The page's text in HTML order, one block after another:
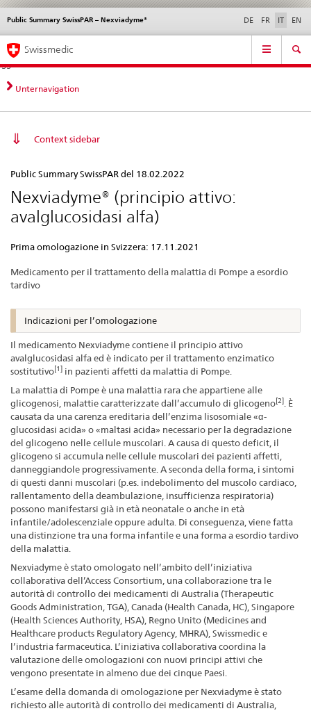
Navigazione
diretta:
novità,
aspetti
contatto
Novità &
norme
Contatto | Supporto &
aiuto
Public Summary SwissPAR – Nexviadyme® DE FR IT EN
Service
Navigation
Swissmedic
Unternavigation
Context sidebar
Summary
SwissPAR
–
Nexviadyme®
Public Summary SwissPAR del 18.02.2022
Nexviadyme® (principio attivo:
avalglucosidasi alfa)
Prima omologazione in Svizzera: 17.11.2021
Medicamento per il trattamento della malattia di Pompe a esordio
tardivo
Indicazioni per l’omologazione
Il medicamento Nexviadyme contiene il principio attivo
avalglucosidasi alfa ed è indicato per il trattamento enzimatico
sostitutivo[1] in pazienti affetti da malattia di Pompe.
La malattia di Pompe è una malattia rara che appartiene alle
glicogenosi, malattie caratterizzate dall’accumulo di glicogeno[2] . È
causata da una carenza ereditaria dell’enzima lisosomiale «α-
glucosidasi acida» o «maltasi acida» necessario per la degradazione
del glicogeno nelle cellule muscolari. A causa di questo deficit, il
glicogeno si accumula nelle cellule muscolari dei pazienti affetti,
danneggiandole progressivamente. A seconda della forma, i sintomi
di questi danni muscolari (p.es. indebolimento del muscolo cardiaco,
rallentamento della deambulazione, insufficienza respiratoria)
possono manifestarsi già in età neonatale o anche in età
infantile/adolescenziale oppure adulta. Di conseguenza, viene fatta
una distinzione tra una forma infantile e una forma a esordio tardivo
della malattia.
Nexviadyme è stato omologato nell’ambito dell’iniziativa
collaborativa dell’Access Consortium, una collaborazione tra le
autorità di controllo dei medicamenti di Australia (Therapeutic
Goods Administration, TGA), Canada (Health Canada, HC), Singapore
(Health Sciences Authority, HSA), Regno Unito (Medicines and
Healthcare products Regulatory Agency, MHRA), Swissmedic e
l’industria farmaceutica. L’iniziativa collaborativa coordina la
valutazione delle omologazioni con nuovi principi attivi che
vengono presentate in almeno due dei cinque Paesi.
L’esame della domanda di omologazione per Nexviadyme è stato
richiesto alle autorità di controllo dei medicamenti di Australia,